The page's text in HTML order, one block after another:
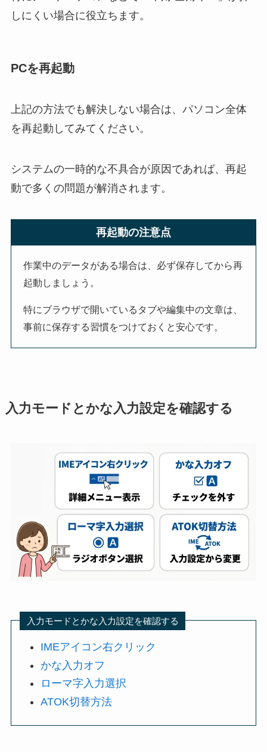
しにくい場合に役立ちます。
PCを再起動
上記の方法でも解決しない場合は、パソコン全体
を再起動してみてください。
システムの一時的な不具合が原因であれば、再起
動で多くの問題が解消されます。
再起動の注意点
作業中のデータがある場合は、必ず保存してから再
起動しましょう。
特にブラウザで開いているタブや編集中の文章は、
事前に保存する習慣をつけておくと安心です。
入力モードとかな入力設定を確認する
入力モードとかな入力設定を確認する
IMEアイコン右クリック
かな入力オフ
ローマ字入力選択
ATOK切替方法